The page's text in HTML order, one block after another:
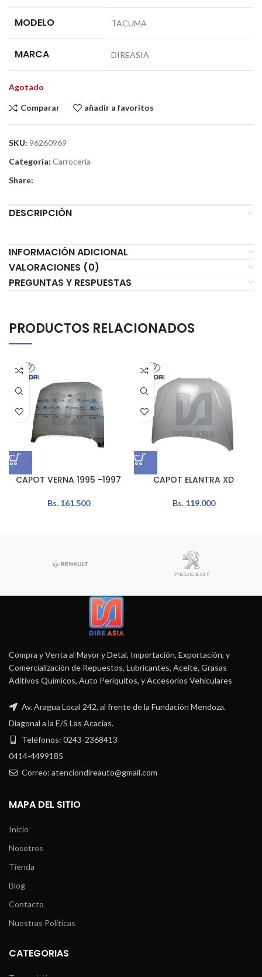
MODELO TACUMA
MARCA DIREASIA
Agotado
Comparar añadir a favoritos
SKU: 96260969
Categoría: Carrocería
Share:
DESCRIPCIÓN
INFORMACIÓN ADICIONAL
VALORACIONES (0)
PREGUNTAS Y RESPUESTAS
PRODUCTOS RELACIONADOS
CAPOT VERNA 1995 -1997
Bs.161.500
CAPOT ELANTRA XD
Bs.119.000
Compra y Venta al Mayor y Detal, Importación, Exportación, y
Comercialización de Repuestos, Lubricantes, Aceite, Grasas
Aditivos Químicos, Auto Periquitos, y Accesorios Vehiculares
Av. Aragua Local 242, al frente de la Fundación Mendoza.
Diagonal a la E/S Las Acacias.
Teléfonos: 0243-2368413
0414-4499185
Correo: atenciondireauto@gmail.com
MAPA DEL SITIO
Inicio
Nosotros
Tienda
Blog
Contacto
Nuestras Políticas
CATEGORIAS